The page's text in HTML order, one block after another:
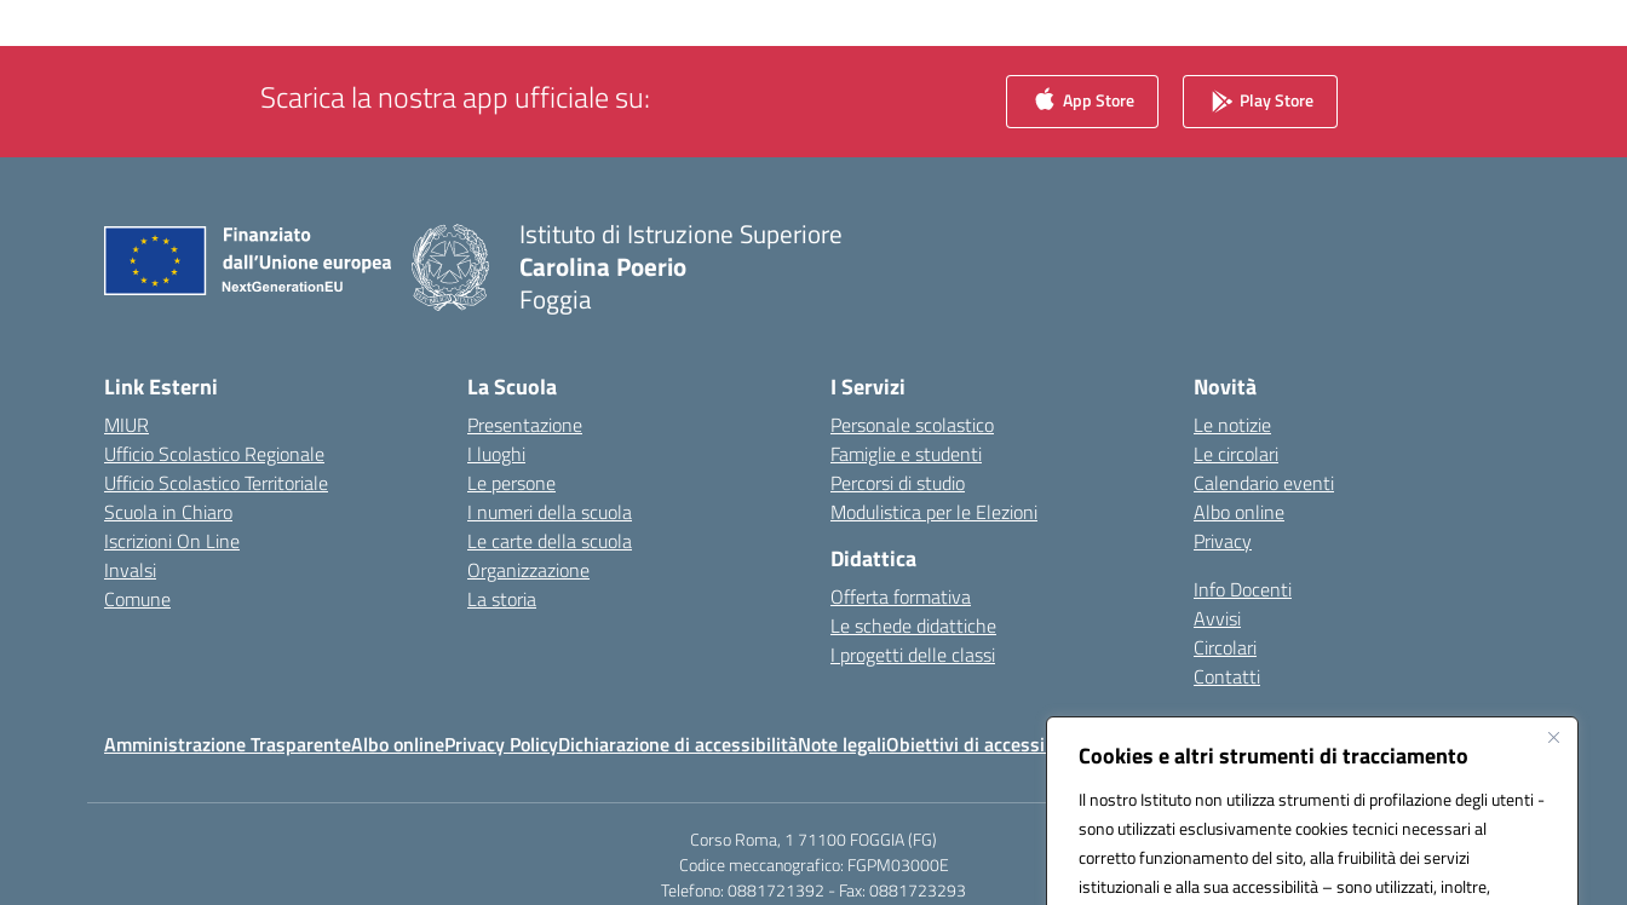
Cookies e altri strumenti di tracciamento
Il nostro Istituto non utilizza strumenti di profilazione degli utenti -
sono utilizzati esclusivamente cookies tecnici necessari al
corretto funzionamento del sito, alla fruibilità dei servizi
istituzionali e alla sua accessibilità – sono utilizzati, inoltre,
Scarica la nostra app ufficiale su: App Store Play Store
Istituto di Istruzione Superiore
Carolina Poerio
Foggia
Link Esterni
MIUR
Ufficio Scolastico Regionale
Ufficio Scolastico Territoriale
Scuola in Chiaro
Iscrizioni On Line
Invalsi
Comune
La Scuola
Presentazione
I luoghi
Le persone
I numeri della scuola
Le carte della scuola
Organizzazione
La storia
I Servizi
Personale scolastico
Famiglie e studenti
Percorsi di studio
Modulistica per le Elezioni
Didattica
Offerta formativa
Le schede didattiche
I progetti delle classi
Novità
Le notizie
Le circolari
Calendario eventi
Albo online
Privacy
Info Docenti
Avvisi
Circolari
Contatti
Amministrazione TrasparenteAlbo onlinePrivacy PolicyDichiarazione di accessibilitàNote legaliObiettivi di accessibilità Seguici su:
Corso Roma, 1 71100 FOGGIA (FG)
Codice meccanografico: FGPM03000E
Telefono: 0881721392 - Fax: 0881723293